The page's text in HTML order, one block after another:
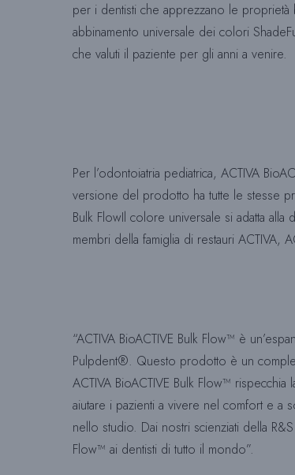
per i dentisti che apprezzano le proprietà
abbinamento universale dei colori
che valuti il paziente per gli anni a venire.
Per l’odontoiatria pediatrica, ACTIVA
versione del prodotto ha tutte le stesse
Bulk FlowIl colore universale si adatta
membri della famiglia di restauri ACTIVA,
“ACTIVA BioACTIVE Bulk Flow™ è
Pulpdent®. Questo prodotto è un
ACTIVA BioACTIVE Bulk Flow™
aiutare i pazienti a vivere nel comfort e a
nello studio. Dai nostri scienziati della
Flow™ ai dentisti di tutto il mondo”.